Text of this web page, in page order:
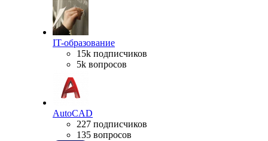
IT-образование
15k подписчиков
5k вопросов
AutoCAD
227 подписчиков
135 вопросов